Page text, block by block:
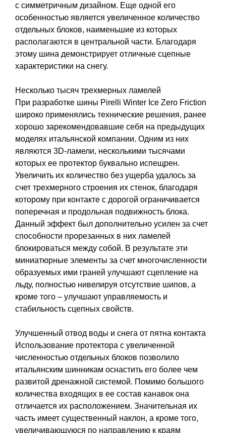
с симметричным дизайном. Еще одной его
особенностью является увеличенное количество
отдельных блоков, наименьшие из которых
располагаются в центральной части. Благодаря
этому шина демонстрирует отличные сцепные
характеристики на снегу.
Несколько тысяч трехмерных ламелей
При разработке шины Pirelli Winter Ice Zero Friction
широко применялись технические решения, ранее
хорошо зарекомендовавшие себя на предыдущих
моделях итальянской компании. Одним из них
являются 3D-ламели, несколькими тысячами
которых ее протектор буквально испещрен.
Увеличить их количество без ущерба удалось за
счет трехмерного строения их стенок, благодаря
которому при контакте с дорогой ограничивается
поперечная и продольная подвижность блока.
Данный эффект был дополнительно усилен за счет
способности прорезанных в них ламелей
блокироваться между собой. В результате эти
миниатюрные элементы за счет многочисленности
образуемых ими граней улучшают сцепление на
льду, полностью нивелируя отсутствие шипов, а
кроме того – улучшают управляемость и
стабильность сцепных свойств.
Улучшенный отвод воды и снега от пятна контакта
Использование протектора с увеличенной
численностью отдельных блоков позволило
итальянским шинникам оснастить его более чем
развитой дренажной системой. Помимо большого
количества входящих в ее состав канавок она
отличается их расположением. Значительная их
часть имеет существенный наклон, а кроме того,
увеличивающуюся по направлению к краям